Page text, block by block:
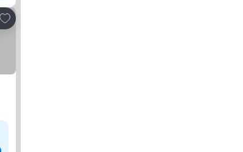
Zu Favoriten hinzufügen